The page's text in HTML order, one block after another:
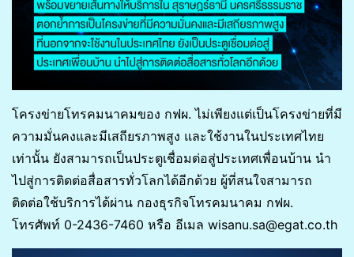
โครงข่ายโทรคมนาคมของ กฟผ. ไม่เพียงแต่เป็นโครงข่ายที่มี
ความมั่นคงและมีเสถียรภาพสูง และใช้งานในประเทศไทย
เท่านั้น ยังสามารถเป็นประตูเชื่อมต่อสู่ประเทศเพื่อนบ้าน นำ
ไปสู่การติดต่อสื่อสารทั่วโลกได้อีกด้วย ผู้ที่สนใจสามารถ
ติดต่อใช้บริการได้ผ่าน กองธุรกิจโทรคมนาคม กฟผ.
โทรศัพท์ 0-2436-7460 หรือ อีเมล wisanu.sa@egat.co.th